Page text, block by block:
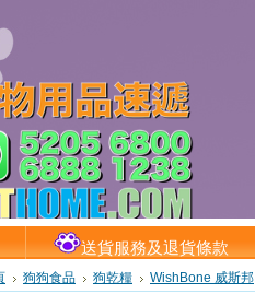
送貨服務及退貨條款
狗狗食品 狗乾糧 WishBone 威斯邦